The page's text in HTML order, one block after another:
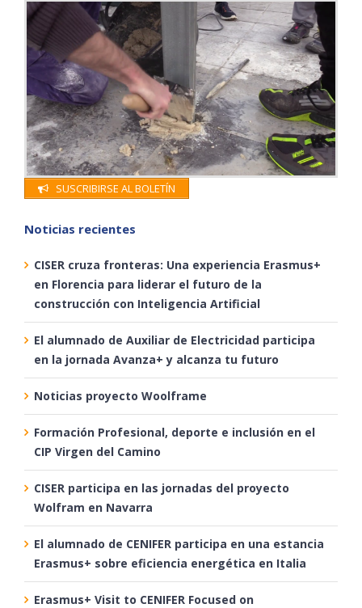
SUSCRIBIRSE AL BOLETÍN
Noticias recientes
CISER cruza fronteras: Una experiencia Erasmus+
en Florencia para liderar el futuro de la
construcción con Inteligencia Artificial
El alumnado de Auxiliar de Electricidad participa
en la jornada Avanza+ y alcanza tu futuro
Noticias proyecto Woolframe
Formación Profesional, deporte e inclusión en el
CIP Virgen del Camino
CISER participa en las jornadas del proyecto
Wolfram en Navarra
El alumnado de CENIFER participa en una estancia
Erasmus+ sobre eficiencia energética en Italia
Erasmus+ Visit to CENIFER Focused on